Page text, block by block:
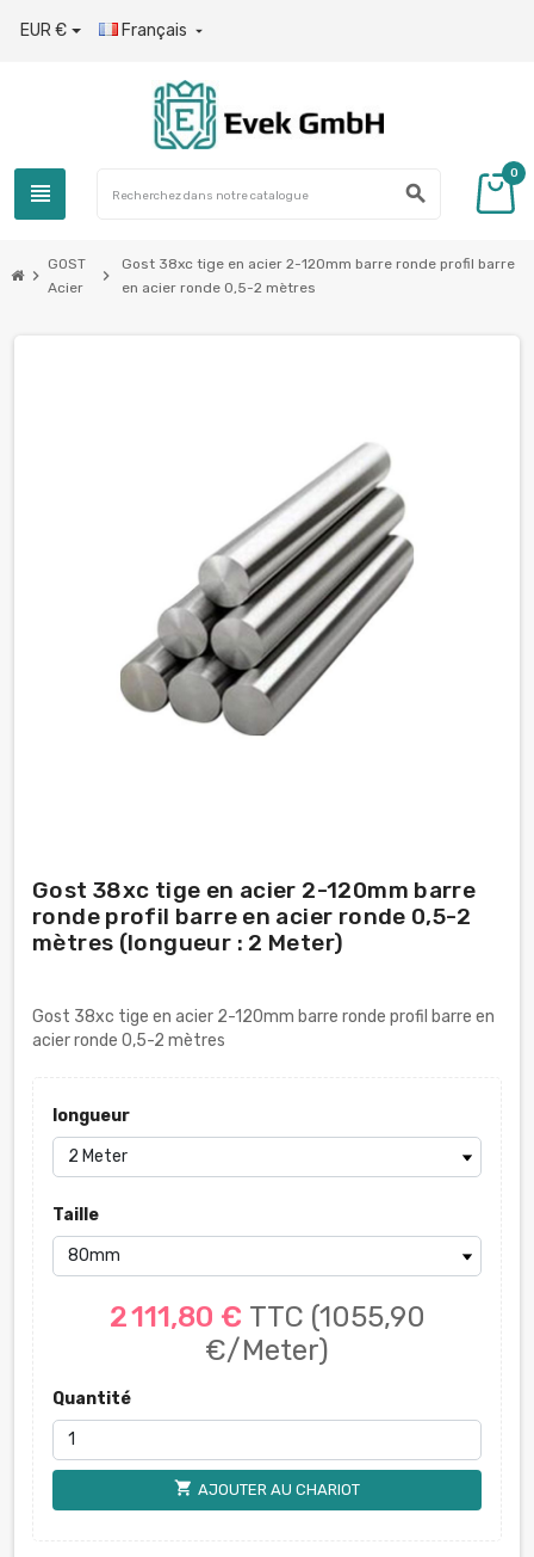
EUR € Français 
view_headline search
0
chevron_right
GOST
Acier
chevron_right
Gost 38xc tige en acier 2-120mm barre ronde profil barre
en acier ronde 0,5-2 mètres
Gost 38xc tige en acier 2-120mm barre
ronde profil barre en acier ronde 0,5-2
mètres (longueur : 2 Meter)
Gost 38xc tige en acier 2-120mm barre ronde profil barre en
acier ronde 0,5-2 mètres
longueur
Taille
2 111,80 € TTC (1055,90
€/Meter)
Quantité
shopping_cart AJOUTER AU CHARIOT